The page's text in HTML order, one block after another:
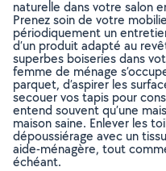
naturelle dans votre salon
Prenez soin de votre
périodiquement un
d’un produit adapté au
superbes boiseries dans
femme de ménage
parquet, d’aspirer les
secouer vos tapis pour
entend souvent qu’une
maison saine. Enlever les
dépoussiérage avec un
aide-ménagère, tout
échéant.